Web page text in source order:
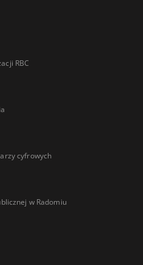
RBC
cyfrowych
w Radomiu